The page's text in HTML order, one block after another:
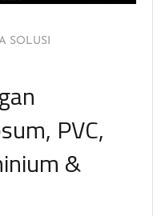
SOLUSI
PVC,
&